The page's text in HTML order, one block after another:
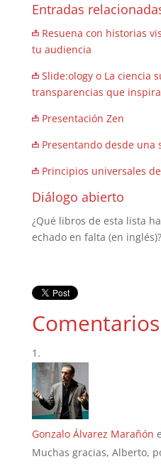
Entradas
Resuena con historias
tu audiencia
Slide:ology o La ciencia
transparencias que
Presentación Zen
Presentando desde una
Principios universales
Diálogo abierto
¿Qué libros de esta lista
echado en falta (en inglés)?
Comentarios
Gonzalo Álvarez Marañón
Muchas gracias, Alberto,